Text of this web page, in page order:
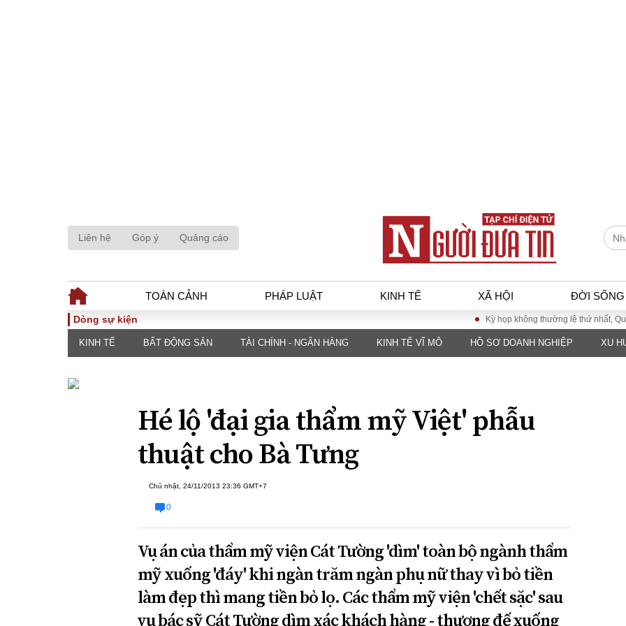
Liên hệ Góp ý Quảng cáo
TOÀN CẢNH PHÁP LUẬT KINH TẾ XÃ HỘI ĐỜI SỐNG
TOÀN CẢNH
Sự kiện
Đối thoại
Thế giới
PHÁP LUẬT
Góc nhìn luật gia
Hồ sơ điều tra
Tiếng nói công dân
An ninh - Hình sự
KINH TẾ
hàng
Kinh tế vĩ mô
luận
Công nghệ
XÃ HỘI
ĐA CHIỀU
Quan điểm
INFOCUS
Dòng sự kiện Kỳ họp không thường lệ thứ nhất, Quốc hội
KINH TẾ BẤT ĐỘNG SẢN TÀI CHÍNH - NGÂN HÀNG KINH TẾ VĨ MÔ HỒ SƠ DOANH NGHIỆP XU
Hé lộ 'đại gia thẩm mỹ Việt' phẫu
thuật cho Bà Tưng
Chủ nhật, 24/11/2013 23:36 GMT+7
0
Vụ án của thẩm mỹ viện Cát Tường 'dìm' toàn bộ ngành thẩm
mỹ xuống 'đáy' khi ngàn trăm ngàn phụ nữ thay vì bỏ tiền
làm đẹp thì mang tiền bỏ lọ. Các thẩm mỹ viện 'chết sặc' sau
vụ bác sỹ Cát Tường dìm xác khách hàng - thượng đế xuống